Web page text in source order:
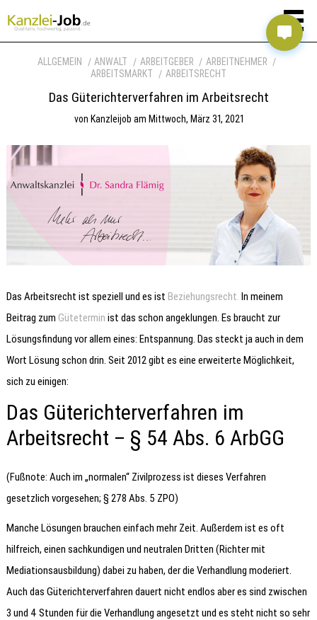
ALLGEMEIN ANWALT ARBEITGEBER
ARBEITNEHMER
ARBEITSMARKT
ARBEITSRECHT
Das Güterichterverfahren im Arbeitsrecht
von Kanzleijob am Mittwoch, März 31, 2021
Das Arbeitsrecht ist speziell und es ist Beziehungsrecht. In meinem
Beitrag zum Güteterminist das schon angeklungen. Es braucht zur
Lösungsfindung vor allem eines: Entspannung. Das steckt ja auch in dem
Wort Lösung schon drin. Seit 2012 gibt es eine erweiterte Möglichkeit,
sich zu einigen:
Das Güterichterverfahren im
Arbeitsrecht – § 54 Abs. 6 ArbGG
(Fußnote: Auch im „normalen“ Zivilprozess ist dieses Verfahren
gesetzlich vorgesehen; § 278 Abs. 5 ZPO)
Manche Lösungen brauchen einfach mehr Zeit. Außerdem ist es oft
hilfreich, einen sachkundigen und neutralen Dritten (Richter mit
Mediationsausbildung) dabei zu haben, der die Verhandlung moderiert.
Auch das Güterichterverfahren dauert nicht endlos aber es sind zwischen
3 und 4 Stunden für die Verhandlung angesetzt und es steht nicht so sehr